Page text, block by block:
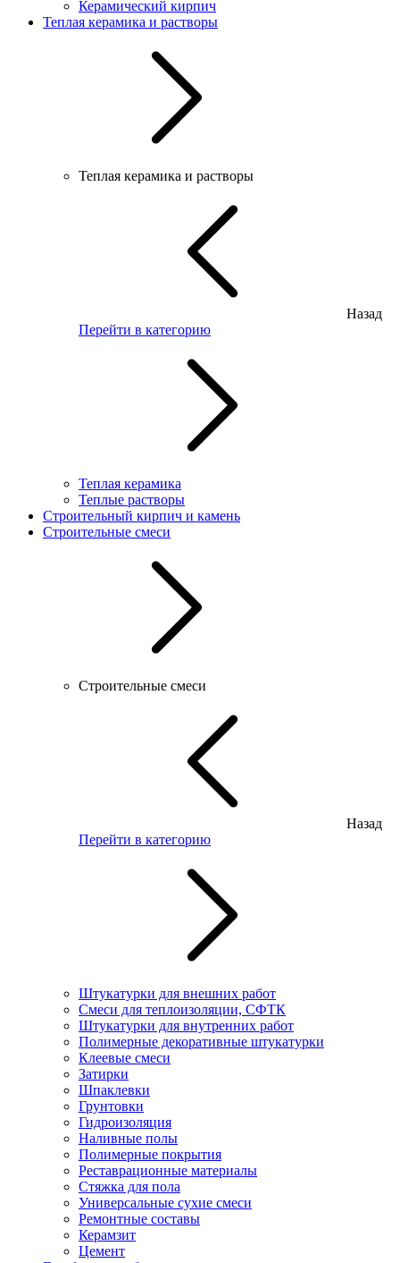
Керамический кирпич
Теплая керамика и растворы
Теплая керамика и растворы
Назад
Перейти в категорию
Теплая керамика
Теплые растворы
Строительный кирпич и камень
Строительные смеси
Строительные смеси
Назад
Перейти в категорию
Штукатурки для внешних работ
Смеси для теплоизоляции, СФТК
Штукатурки для внутренних работ
Полимерные декоративные штукатурки
Клеевые смеси
Затирки
Шпаклевки
Грунтовки
Гидроизоляция
Наливные полы
Полимерные покрытия
Реставрационные материалы
Стяжка для пола
Универсальные сухие смеси
Ремонтные составы
Керамзит
Цемент